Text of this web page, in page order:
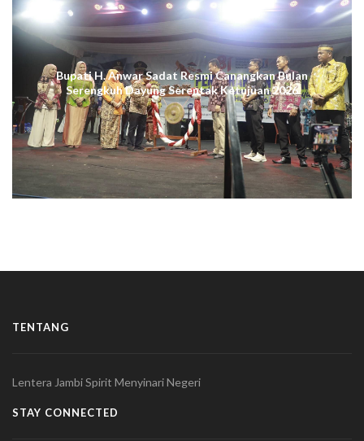
Bupati H. Anwar Sadat Resmi Canangkan Bulan
Serengkuh Dayung Serentak Ketujuan 2026
TENTANG
Lentera Jambi Spirit Menyinari Negeri
STAY CONNECTED